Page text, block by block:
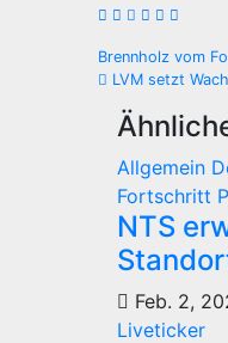
Brennholz vom
LVM setzt
Allgemein
Fortschritt
NTS
Feb. 2,
Liveticker